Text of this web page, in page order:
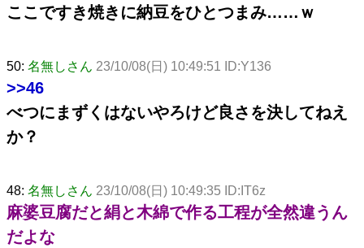
ここですき焼きに納豆をひとつまみ……ｗ
50: 名無しさん 23/10/08(日) 10:49:51 ID:Y136
>>46
べつにまずくはないやろけど良さを決してねえ
か？
48: 名無しさん 23/10/08(日) 10:49:35 ID:IT6z
麻婆豆腐だと絹と木綿で作る工程が全然違うん
だよな